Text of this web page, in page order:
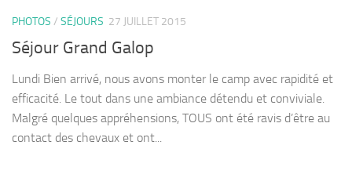
PHOTOS / SÉJOURS 27 JUILLET 2015
Séjour Grand Galop
Lundi Bien arrivé, nous avons monter le camp avec rapidité et
efficacité. Le tout dans une ambiance détendu et conviviale.
Malgré quelques appréhensions, TOUS ont été ravis d’être au
contact des chevaux et ont...